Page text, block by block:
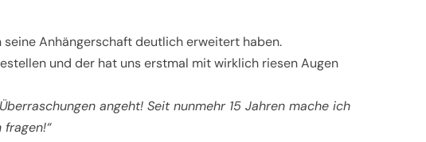
Anhängerschaft deutlich erweitert haben.
und der hat uns erstmal mit wirklich riesen Augen
angeht! Seit nunmehr 15 Jahren mache ich